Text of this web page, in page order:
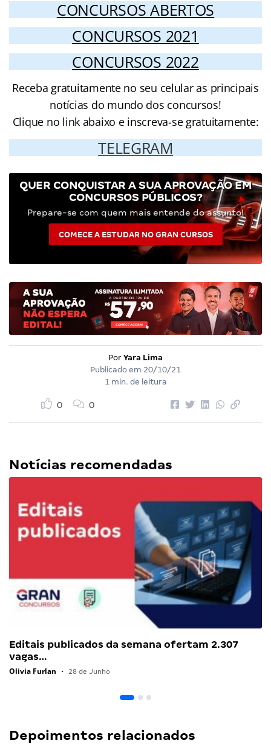
CONCURSOS ABERTOS
CONCURSOS 2021
CONCURSOS 2022
Receba gratuitamente no seu celular as principais
notícias do mundo dos concursos!
Clique no link abaixo e inscreva-se gratuitamente:
TELEGRAM
QUER CONQUISTAR A SUA APROVAÇÃO EM
CONCURSOS PÚBLICOS?
Prepare-se com quem mais entende do assunto!
COMECE A ESTUDAR NO GRAN CURSOS
Por Yara Lima
Publicado em 20/10/21
1 min. de leitura
0 0
Notícias recomendadas
Editais publicados da semana ofertam 2.307
vagas…
Olivia Furlan • 28 de Junho
Depoimentos relacionados